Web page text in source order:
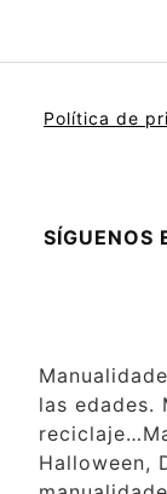
Política de
SÍGUENOS
las edades.
Halloween,